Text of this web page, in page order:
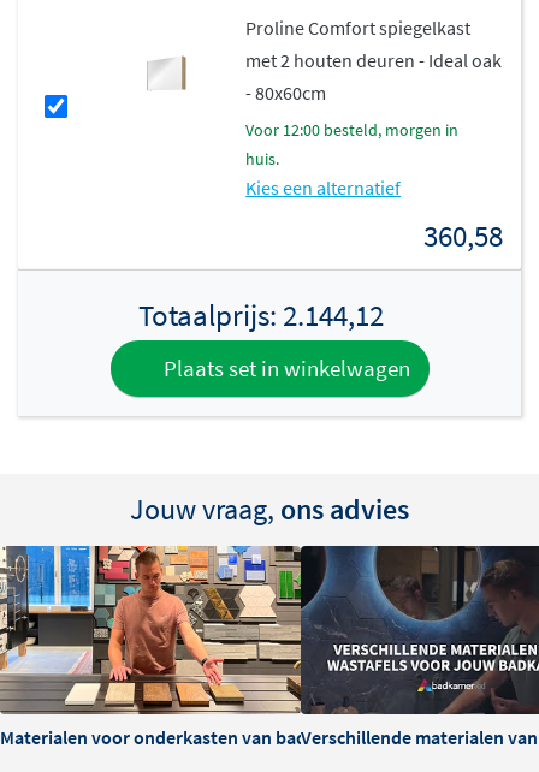
Proline Comfort spiegelkast
met 2 houten deuren - Ideal oak
- 80x60cm
voor 12:00 besteld, morgen in
huis.
Kies een alternatief
360,58
Totaalprijs: 2.144,12
Plaats set in winkelwagen
Jouw vraag, ons advies
Materialen voor onderkasten van badkamermeubels: voor- en
Verschillende materialen